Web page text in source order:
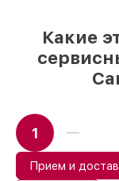
Какие
1
Прием и